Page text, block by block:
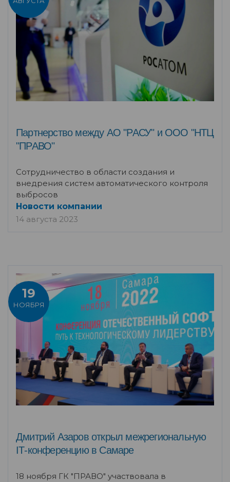
Партнерство между АО "РАСУ" и ООО "НТЦ
"ПРАВО"
Сотрудничество в области создания и
внедрения систем автоматического контроля
выбросов
Новости компании
14 августа 2023
19
НОЯБРЯ
Дмитрий Азаров открыл межрегиональную
IТ-конференцию в Самаре
18 ноября ГК "ПРАВО" участвовала в